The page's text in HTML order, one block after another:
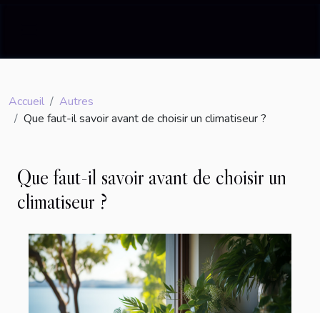
Accueil
Autres
Que faut-il savoir avant de choisir un climatiseur ?
Que faut-il savoir avant de choisir un
climatiseur ?